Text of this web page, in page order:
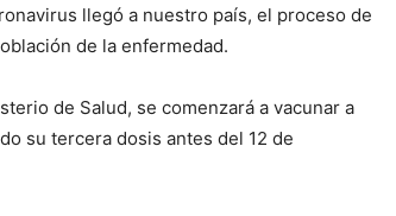
llegó a nuestro país, el proceso de
de la enfermedad.
de Salud, se comenzará a vacunar a
su tercera dosis antes del 12 de